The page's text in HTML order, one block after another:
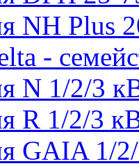
NH Plus
-
N 1/2/3
R 1/2/3
GAIA 1/